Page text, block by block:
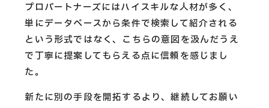
プロパートナーズにはハイスキルな人材が多く、
単にデータベースから条件で検索して紹介される
という形式ではなく、こちらの意図を汲んだうえ
で丁寧に提案してもらえる点に信頼を感じまし
た。
新たに別の手段を開拓するより、継続してお願い